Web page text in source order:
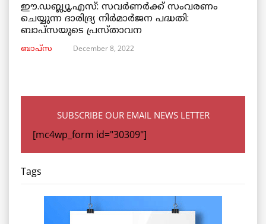
ഈ.ഡബ്ല്യൂ.എസ്: സവർണർക്ക് സംവരണം
ചെയ്യുന്ന ദാരിദ്ര്യ നിർമാർജന പദ്ധതി:
ബാപ്സയുടെ പ്രസ്താവന
ബാപ്സ December 8, 2022
SUBSCRIBE OUR EMAIL NEWS LETTER
[mc4wp_form id="30309"]
Tags